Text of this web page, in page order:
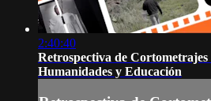
2:40:40
Retrospectiva de Cortometrajes
Humanidades y Educación